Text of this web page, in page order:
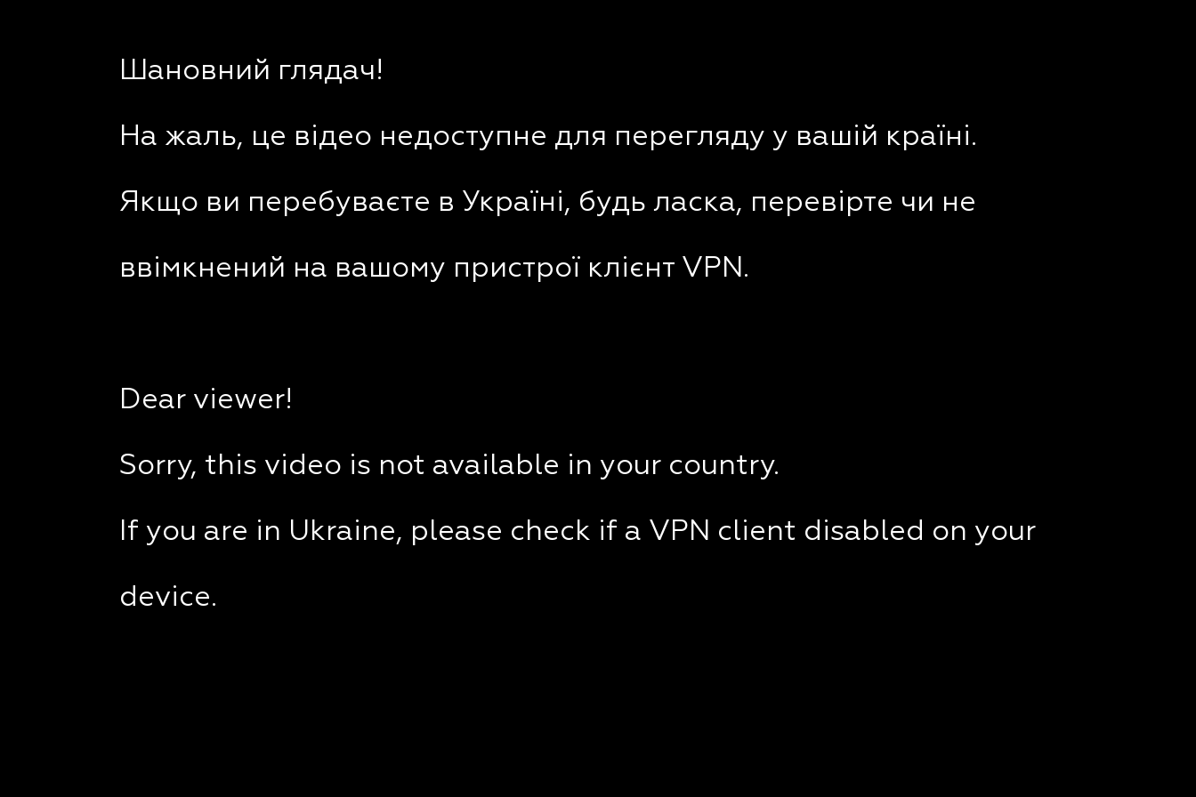
Шановний глядач!
На жаль, це відео недоступне для перегляду у вашій країні.
Якщо ви перебуваєте в Україні, будь ласка, перевірте чи не
ввімкнений на вашому пристрої клієнт VPN.
Dear viewer!
Sorry, this video is not available in your country.
If you are in Ukraine, please check if a VPN client disabled on your
device.